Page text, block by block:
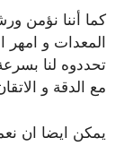
كما أننا نؤمن
المعدات و
تحددوه لنا
مع الدقة و
يمكن ايضا ان